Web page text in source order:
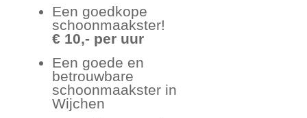
Een goedkope
schoonmaakster!
€ 10,- per uur
Een goede en
betrouwbare
schoonmaakster in
Wijchen